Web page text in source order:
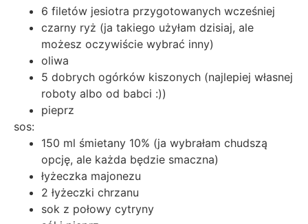
6 filetów jesiotra przygotowanych wcześniej
czarny ryż (ja takiego użyłam dzisiaj, ale
możesz oczywiście wybrać inny)
oliwa
5 dobrych ogórków kiszonych (najlepiej własnej
roboty albo od babci :))
pieprz
sos:
150 ml śmietany 10% (ja wybrałam chudszą
opcję, ale każda będzie smaczna)
łyżeczka majonezu
2 łyżeczki chrzanu
sok z połowy cytryny